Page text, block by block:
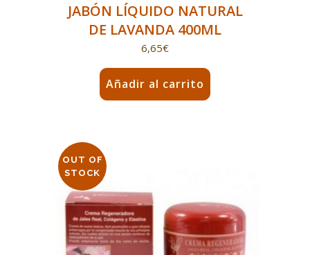
JABÓN LÍQUIDO NATURAL
DE LAVANDA 400ML
6,65€
Añadir al carrito
OUT OF
STOCK